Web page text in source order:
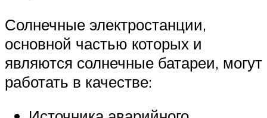
Солнечные электростанции,
основной частью которых и
являются солнечные батареи, могут
работать в качестве: